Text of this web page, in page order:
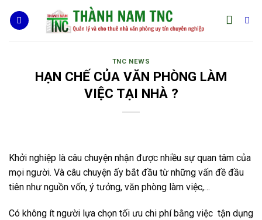
TNC NEWS
HẠN CHẾ CỦA VĂN PHÒNG LÀM
VIỆC TẠI NHÀ ?
Khởi nghiệp là câu chuyện nhận được nhiều sự quan tâm của
mọi người. Và câu chuyện ấy bắt đầu từ những vấn đề đầu
tiên như nguồn vốn, ý tưởng, văn phòng làm việc,…
Có không ít người lựa chọn tối ưu chi phí bằng việc tận dụng